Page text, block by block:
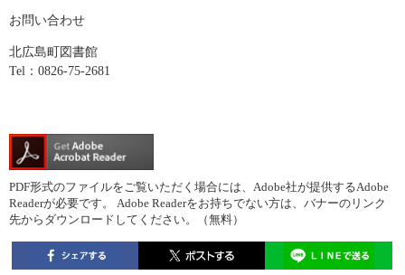
お問い合わせ
北広島町図書館
Tel：0826-75-2681
PDF形式のファイルをご覧いただく場合には、Adobe社が提供するAdobe
Readerが必要です。
Adobe Readerをお持ちでない方は、バナーのリンク
先からダウンロードしてください。（無料）